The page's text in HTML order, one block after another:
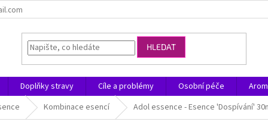
HLEDAT
Doplňky stravy Cíle a problémy Osobní péče
Kombinace esencí Adol essence - Esence 'Dospívání'